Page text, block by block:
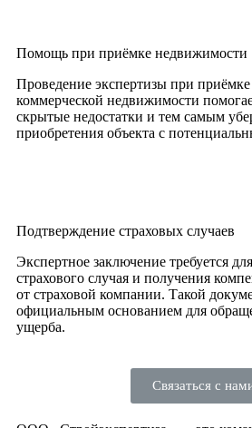
Помощь при приёмке недвижимости
Проведение экспертизы при
коммерческой недвижимости
скрытые недостатки и тем самым
приобретения объекта с
Подтверждение страховых случаев
Экспертное заключение требуется
страхового случая и получения
от страховой компании. Такой
официальным основанием для
ущерба.
Связаться с